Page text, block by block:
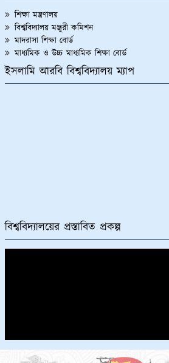
২০২১ সালের কামিল (স্নাতকোত্তর) ২ বছর
তালিকা প্রকাশ।০৭/০৯/২০২৩
ইসলামি আরবি বিশ্ববিদ্যালয়ের অধীনে
শিক্ষক, কর্মকর্তা ও কর্মচারীদের নিয়োগ
প্রবিধান-২০২৩
“শুভ জন্মাষ্টমী” উপলক্ষ্যে আগামী ০৬/০৯/
বিশ্ববিদ্যালয়ের অফিসসমূহ বন্ধ প্রসঙ্গে।
০৫/
২০২২-২০২৩ শিক্ষাবর্ষে ফাজিল স্নাতক
শিক্ষা মন্ত্রণালয়
বিশ্ববিদ্যালয় মঞ্জুরী কমিশন
মাদরাসা শিক্ষা বোর্ড
মাধ্যমিক ও উচ্চ মাধ্যমিক শিক্ষা বোর্ড
ইসলামি আরবি বিশ্ববিদ্যালয় ম্যাপ
বিশ্ববিদ্যালয়ের প্রস্তাবিত প্রকল্প